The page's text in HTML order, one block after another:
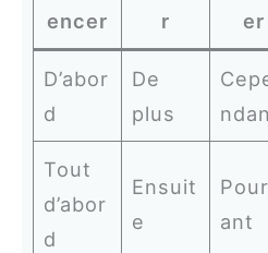
encer
r
er
D’abor
d
De
plus
Tout
d’abor
d
Ensuit
e
ant